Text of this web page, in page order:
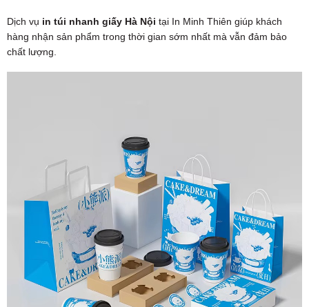
Dịch vụ in túi nhanh giấy Hà Nội tại In Minh Thiên giúp khách
hàng nhận sản phẩm trong thời gian sớm nhất mà vẫn đảm bảo
chất lượng.